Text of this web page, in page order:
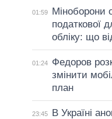
01:59
Міноборони
податкової
обліку: що
01:24
Федоров
змінити
план
23:45
В Україні